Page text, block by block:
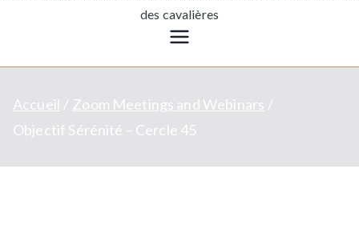
des cavalières
Accueil
Zoom Meetings and Webinars
Objectif Sérénité – Cercle 45